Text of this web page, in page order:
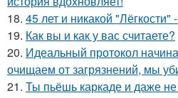
18. 45 лет и никакой "Лёгкости"
19. Как вы и как у вас считаете?
20. Идеальный протокол
очищаем от загрязнений, мы
21. Ты пьёшь каркаде и даже